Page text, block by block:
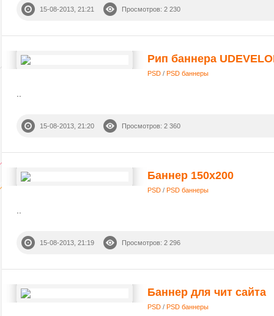
15-08-2013, 21:21 Просмотров: 2 230
Рип баннера
PSD / PSD баннеры
15-08-2013, 21:20 Просмотров: 2 360
Баннер 150x200
PSD / PSD баннеры
15-08-2013, 21:19 Просмотров: 2 296
Баннер для чит сайта
PSD / PSD баннеры